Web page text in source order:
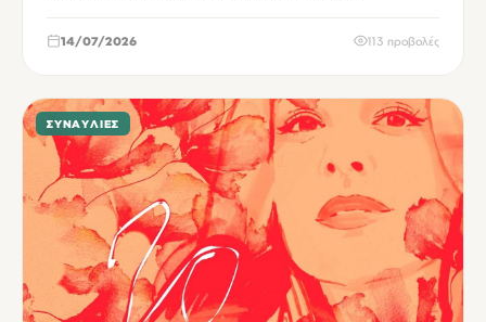
14/07/2026 113 προβολές
ΣΥΝΑΥΛΊΕΣ